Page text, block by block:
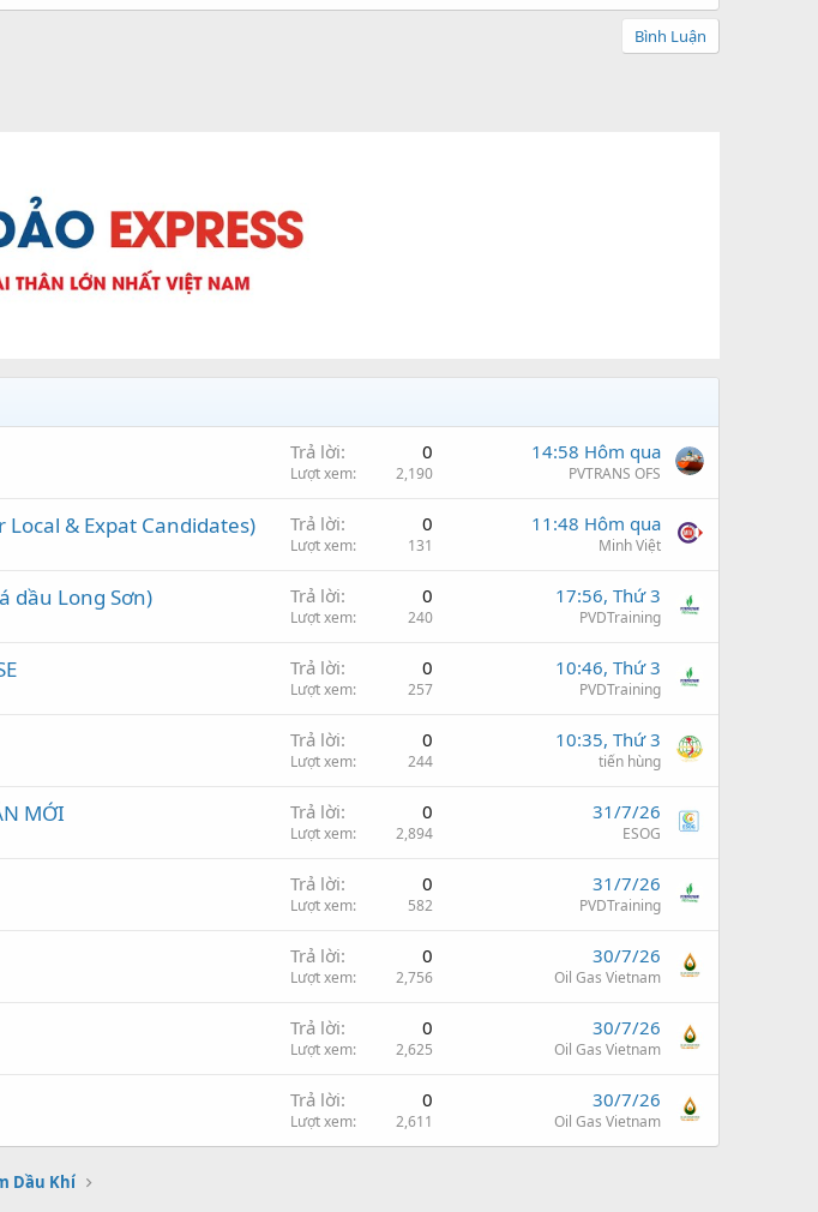
Bình Luận
Trả lời 0
Lượt xem 2,190
14:58 Hôm qua
PVTRANS OFS
Local & Expat Candidates) Trả lời 0
Lượt xem 131
11:48 Hôm qua
Minh Việt
dầu Long Sơn) Trả lời 0
Lượt xem 240
17:56, Thứ 3
PVDTraining
Trả lời 0
Lượt xem 257
10:46, Thứ 3
PVDTraining
Trả lời 0
Lượt xem 244
10:35, Thứ 3
tiến hùng
MỚI Trả lời 0
Lượt xem 2,894
31/7/26
ESOG
Trả lời 0
Lượt xem 582
31/7/26
PVDTraining
Trả lời 0
Lượt xem 2,756
30/7/26
Oil Gas Vietnam
Trả lời 0
Lượt xem 2,625
30/7/26
Oil Gas Vietnam
Trả lời 0
Lượt xem 2,611
30/7/26
Oil Gas Vietnam
Dầu Khí